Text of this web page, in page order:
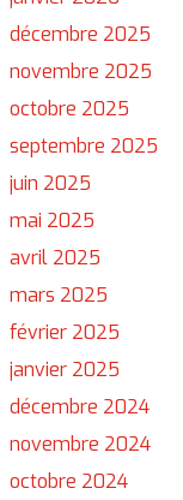
décembre 2025
novembre 2025
octobre 2025
septembre 2025
juin 2025
mai 2025
avril 2025
mars 2025
février 2025
janvier 2025
décembre 2024
novembre 2024
octobre 2024